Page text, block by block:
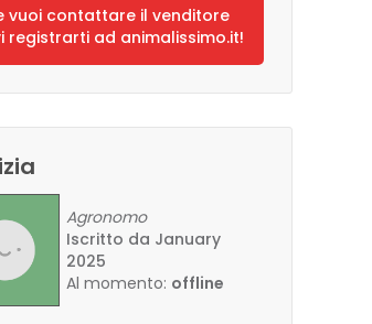
vuoi contattare il venditore
registrarti ad animalissimo.it!
Agronomo
Iscritto da January
2025
Al momento: offline